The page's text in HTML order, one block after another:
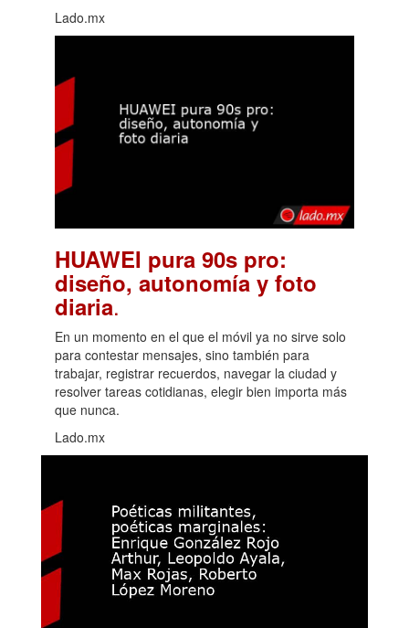
Lado.mx
HUAWEI pura 90s pro:
diseño, autonomía y foto
diaria.
En un momento en el que el móvil ya no sirve solo
para contestar mensajes, sino también para
trabajar, registrar recuerdos, navegar la ciudad y
resolver tareas cotidianas, elegir bien importa más
que nunca.
Lado.mx